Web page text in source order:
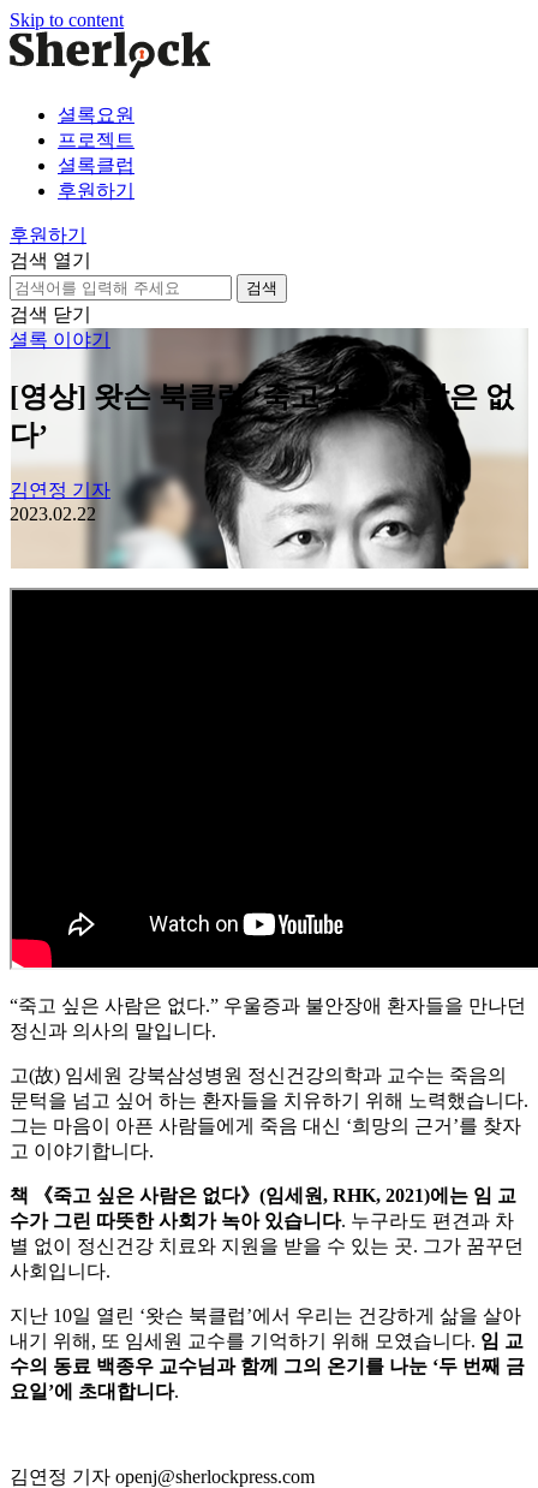
Skip to content
셜록요원
프로젝트
셜록클럽
후원하기
후원하기
검색 열기
검
색:
검색 닫기
셜록 이야기
[영상] 왓슨 북클럽 ‘죽고 싶은 사람은 없
다’
김연정 기자
2023.02.22
“죽고 싶은 사람은 없다.” 우울증과 불안장애 환자들을 만나던
정신과 의사의 말입니다.
고(故) 임세원 강북삼성병원 정신건강의학과 교수는 죽음의
문턱을 넘고 싶어 하는 환자들을 치유하기 위해 노력했습니다.
그는 마음이 아픈 사람들에게 죽음 대신 ‘희망의 근거’를 찾자
고 이야기합니다.
책 《죽고 싶은 사람은 없다》(임세원, RHK, 2021)에는 임 교
수가 그린 따뜻한 사회가 녹아 있습니다. 누구라도 편견과 차
별 없이 정신건강 치료와 지원을 받을 수 있는 곳. 그가 꿈꾸던
사회입니다.
지난 10일 열린 ‘왓슨 북클럽’에서 우리는 건강하게 삶을 살아
내기 위해, 또 임세원 교수를 기억하기 위해 모였습니다. 임 교
수의 동료 백종우 교수님과 함께 그의 온기를 나눈 ‘두 번째 금
요일’에 초대합니다.
김연정 기자 openj@sherlockpress.com